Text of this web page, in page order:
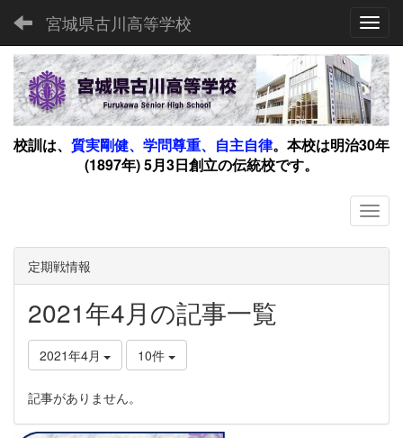
宮城県古川高等学校
校訓は、 質実剛健、学問尊重、自主自律。 本校は明治30年
(1897年) 5月3日創立の伝統校です。
定期戦情報
2021年4月の記事一覧
2021年4月 10件
記事がありません。